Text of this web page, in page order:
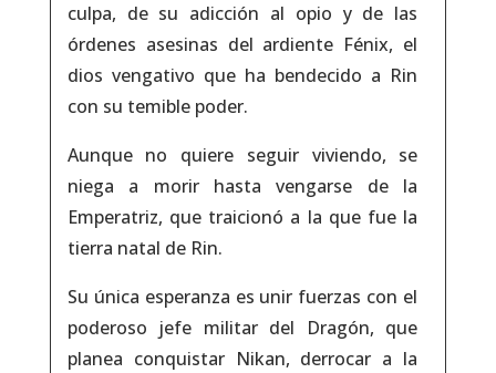
culpa, de su adicción al opio y de las
órdenes asesinas del ardiente Fénix, el
dios vengativo que ha bendecido a Rin
con su temible poder.
Aunque no quiere seguir viviendo, se
niega a morir hasta vengarse de la
Emperatriz, que traicionó a la que fue la
tierra natal de Rin.
Su única esperanza es unir fuerzas con el
poderoso jefe militar del Dragón, que
planea conquistar Nikan, derrocar a la